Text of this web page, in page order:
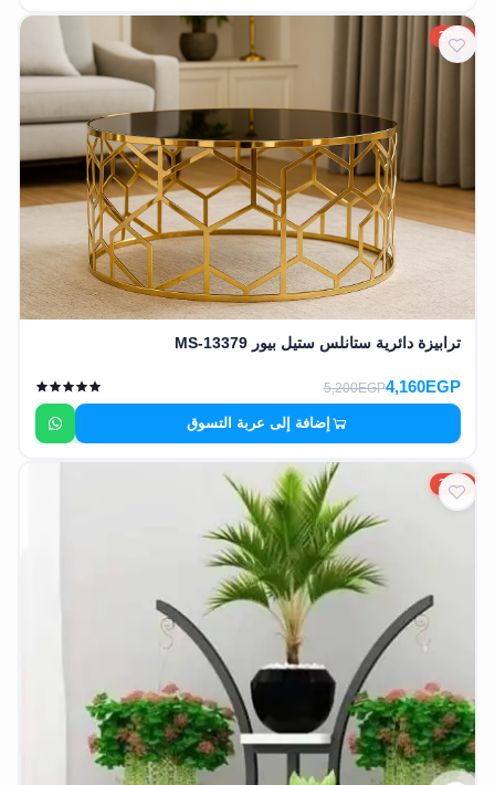
20%
ترابيزة دائرية ستانلس ستيل بيور MS-13379
4,160EGP
5,200EGP
إضافة إلى عربة التسوق
20%